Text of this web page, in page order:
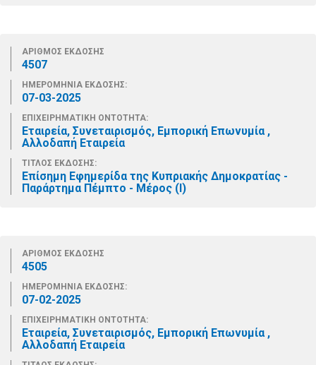
ΑΡΙΘΜΟΣ ΕΚΔΟΣΗΣ
4507
ΗΜΕΡΟΜΗΝΙΑ ΕΚΔΟΣΗΣ:
07-03-2025
ΕΠΙΧΕΙΡΗΜΑΤΙΚΗ ΟΝΤΟΤΗΤΑ:
Εταιρεία, Συνεταιρισμός, Εμπορική Επωνυμία ,
Αλλοδαπή Εταιρεία
ΤΙΤΛΟΣ ΕΚΔΟΣΗΣ:
Επίσημη Εφημερίδα της Κυπριακής Δημοκρατίας -
Παράρτημα Πέμπτο - Μέρος (Ι)
ΑΡΙΘΜΟΣ ΕΚΔΟΣΗΣ
4505
ΗΜΕΡΟΜΗΝΙΑ ΕΚΔΟΣΗΣ:
07-02-2025
ΕΠΙΧΕΙΡΗΜΑΤΙΚΗ ΟΝΤΟΤΗΤΑ:
Εταιρεία, Συνεταιρισμός, Εμπορική Επωνυμία ,
Αλλοδαπή Εταιρεία